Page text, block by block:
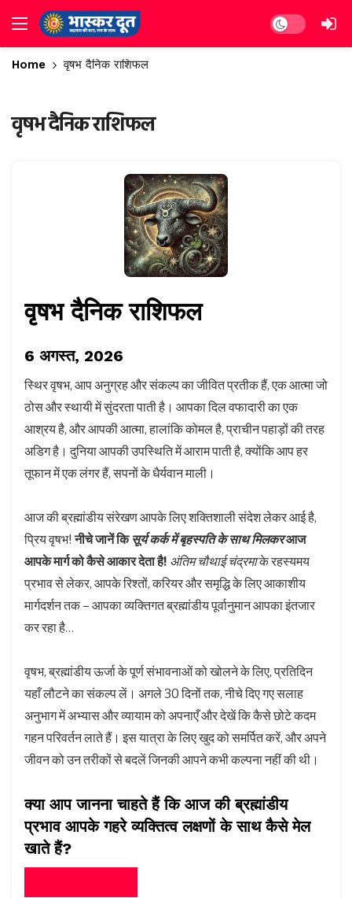
Dark mode
Home वृषभ दैनिक राशिफल
वृषभ दैनिक राशिफल
वृषभ दैनिक राशिफल
6 अगस्त, 2026
स्थिर वृषभ, आप अनुग्रह और संकल्प का जीवित प्रतीक हैं, एक आत्मा जो
ठोस और स्थायी में सुंदरता पाती है। आपका दिल वफादारी का एक
आश्रय है, और आपकी आत्मा, हालांकि कोमल है, प्राचीन पहाड़ों की तरह
अडिग है। दुनिया आपकी उपस्थिति में आराम पाती है, क्योंकि आप हर
तूफान में एक लंगर हैं, सपनों के धैर्यवान माली।
आज की ब्रह्मांडीय संरेखण आपके लिए शक्तिशाली संदेश लेकर आई है,
प्रिय वृषभ!नीचे जानें कि सूर्य कर्क में बृहस्पति के साथ मिलकरआज
आपके मार्ग को कैसे आकार देता है! अंतिम चौथाई चंद्रमाके रहस्यमय
प्रभाव से लेकर, आपके रिश्तों, करियर और समृद्धि के लिए आकाशीय
मार्गदर्शन तक – आपका व्यक्तिगत ब्रह्मांडीय पूर्वानुमान आपका इंतजार
कर रहा है…
वृषभ, ब्रह्मांडीय ऊर्जा के पूर्ण संभावनाओं को खोलने के लिए, प्रतिदिन
यहाँ लौटने का संकल्प लें। अगले 30 दिनों तक, नीचे दिए गए सलाह
अनुभाग में अभ्यास और व्यायाम को अपनाएँ और देखें कि कैसे छोटे कदम
गहन परिवर्तन लाते हैं। इस यात्रा के लिए खुद को समर्पित करें, और अपने
जीवन को उन तरीकों से बदलें जिनकी आपने कभी कल्पना नहीं की थी।
क्या आप जानना चाहते हैं कि आज की ब्रह्मांडीय
प्रभाव आपके गहरे व्यक्तित्व लक्षणों के साथ कैसे मेल
खाते हैं?